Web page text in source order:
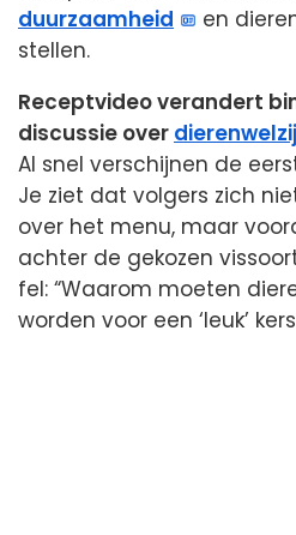
duurzaamheid
en
stellen.
Receptvideo verandert
discussie over
Al snel verschijnen de
Je ziet dat volgers zich
over het menu, maar
achter de gekozen
fel: “Waarom moeten
worden voor een ‘leuk’